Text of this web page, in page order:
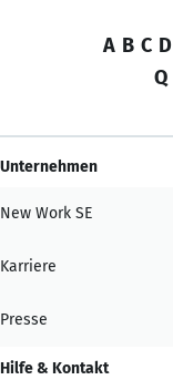
A B C D
Q
Unternehmen
New Work SE
Karriere
Presse
Hilfe & Kontakt